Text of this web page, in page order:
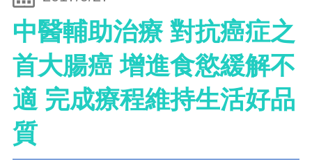
中醫輔助治療 對抗癌症之
首大腸癌 增進食慾緩解不
適 完成療程維持生活好品
質